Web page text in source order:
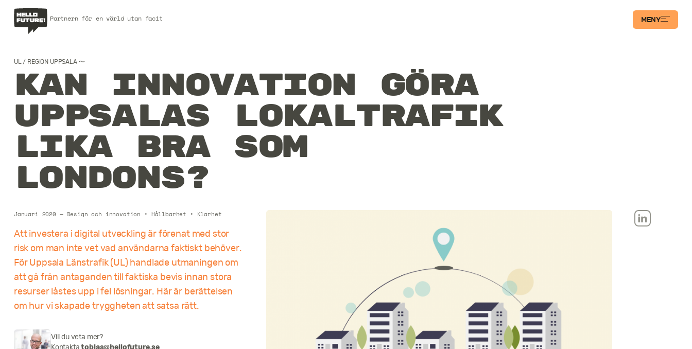
Partnern för en värld utan facit MENY
Filosofi
Kontakt
UL / REGION UPPSALA 〜
Kan innovation göra
Uppsalas lokaltrafik
lika bra som
Londons?
Januari 2020 — Design och innovation • Hållbarhet • Klarhet
Att investera i digital utveckling är förenat med stor
risk om man inte vet vad användarna faktiskt behöver.
För Uppsala Länstrafik (UL) handlade utmaningen om
att gå från antaganden till faktiska bevis innan stora
resurser låstes upp i fel lösningar. Här är berättelsen
om hur vi skapade tryggheten att satsa rätt.
Vill du veta mer?
Kontaktatobias@hellofuture.se